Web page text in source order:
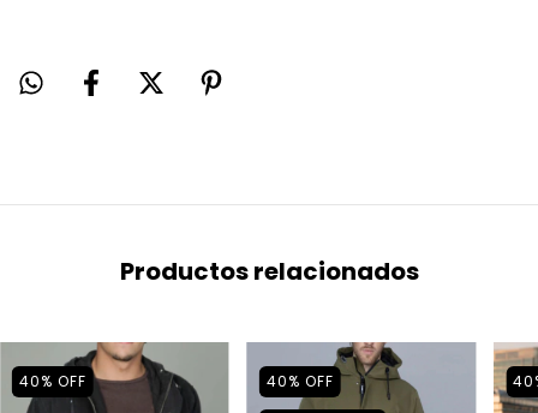
Productos relacionados
40% OFF 40% OFF 40